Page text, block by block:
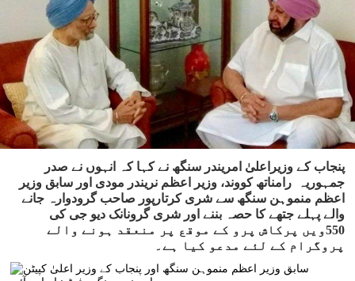
پنجاب کے وزیراعلیٰ امریندر سنگھ نے کہا کہ انہوں نے صدر
جمہوریہ رامناتھ کووند، وزیر اعظم نریندر مودی اور سابق وزیر
اعظم منموہن سنگھ سے شری کرتارپور صاحب گرودوارہ جانے
والے پہلے جتھے کا حصہ بننے اور شری گرونانک دیو جی کی
550ویں پرکاش پرو کے موقع پر منعقد ہونے والے
پروگرام کے لئے مدعو کیا ہے۔